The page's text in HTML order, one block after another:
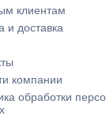
клиентам
и доставка
компании
обработки